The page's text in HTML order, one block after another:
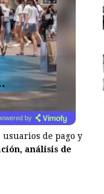
by
usuarios de pago y
análisis de